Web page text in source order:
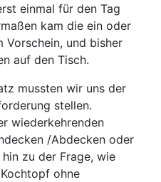
einmal für den Tag
kam die ein oder
Vorschein, und bisher
auf den Tisch.
mussten wir uns der
stellen.
wiederkehrenden
/Abdecken oder
zu der Frage, wie
ohne